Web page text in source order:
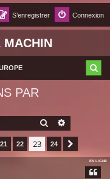
Connexion
S’enregistrer
MACHIN
PAR
RECHERCHER
21 22 23 24
EN LIGNE